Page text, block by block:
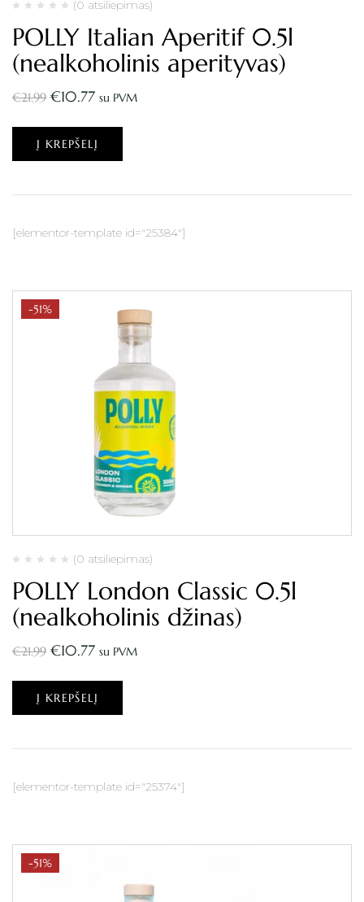
(0 atsiliepimas)
POLLY Italian Aperitif 0.5l
(nealkoholinis aperityvas)
€21.99 €10.77 su PVM
Į KREPŠELĮ
[elementor-template id="25384"]
-51%
(0 atsiliepimas)
POLLY London Classic 0.5l
(nealkoholinis džinas)
€21.99 €10.77 su PVM
Į KREPŠELĮ
[elementor-template id="25374"]
-51%